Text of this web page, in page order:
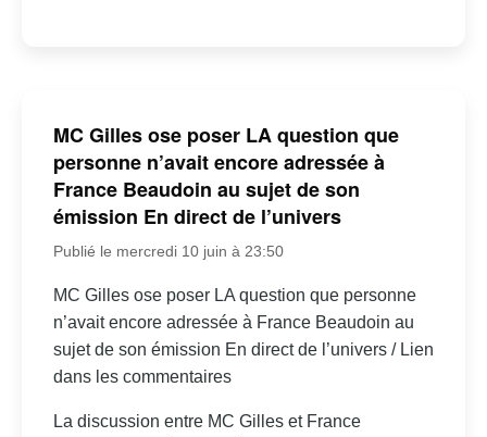
MC Gilles ose poser LA question que
personne n’avait encore adressée à
France Beaudoin au sujet de son
émission En direct de l’univers
Publié le mercredi 10 juin à 23:50
MC Gilles ose poser LA question que personne
n’avait encore adressée à France Beaudoin au
sujet de son émission En direct de l’univers / Lien
dans les commentaires
La discussion entre MC Gilles et France